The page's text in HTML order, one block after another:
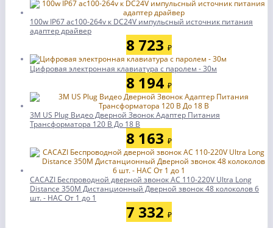
100w IP67 ac100-264v к DC24V импульсный источник питания
адаптер драйвер
8 723 ₽
Цифровая электронная клавиатура с паролем - 30м
8 194 ₽
3M US Plug Видео Дверной Звонок Адаптер Питания
Трансформатора 120 В До 18 В
8 163 ₽
CACAZI Беспроводной дверной звонок AC 110-220V Ultra Long
Distance 350M Дистанционный Дверной звонок 48 колоколов 6
шт. - НАС От 1 до 1
7 332 ₽